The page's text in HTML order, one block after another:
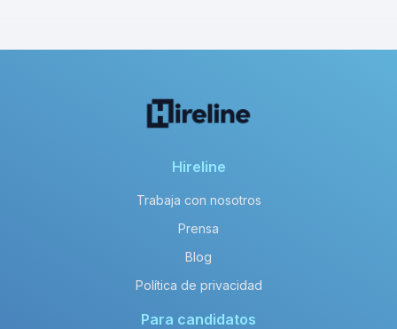
Hireline
Trabaja con nosotros
Prensa
Blog
Política de privacidad
Para candidatos